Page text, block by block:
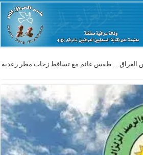
غائم مع تساقط زخات مطر رعدية